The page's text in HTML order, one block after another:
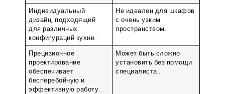
Индивидуальный
дизайн, подходящий
для различных
конфигураций кухни..
Не идеален для шкафов
с очень узким
пространством..
Прецизионное
проектирование
обеспечивает
бесперебойную и
эффективную работу..
Может быть сложно
установить без помощи
специалиста..